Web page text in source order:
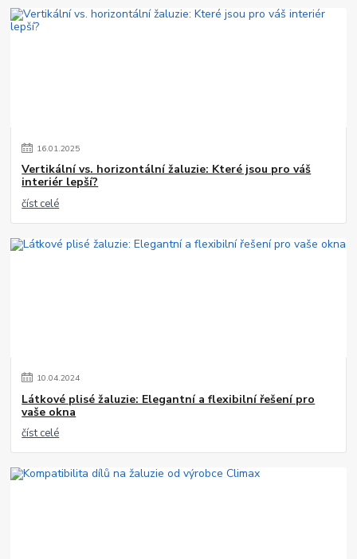
16.01.2025
Vertikální vs. horizontální žaluzie: Které jsou pro váš
interiér lepší?
číst celé
10.04.2024
Látkové plisé žaluzie: Elegantní a flexibilní řešení pro
vaše okna
číst celé